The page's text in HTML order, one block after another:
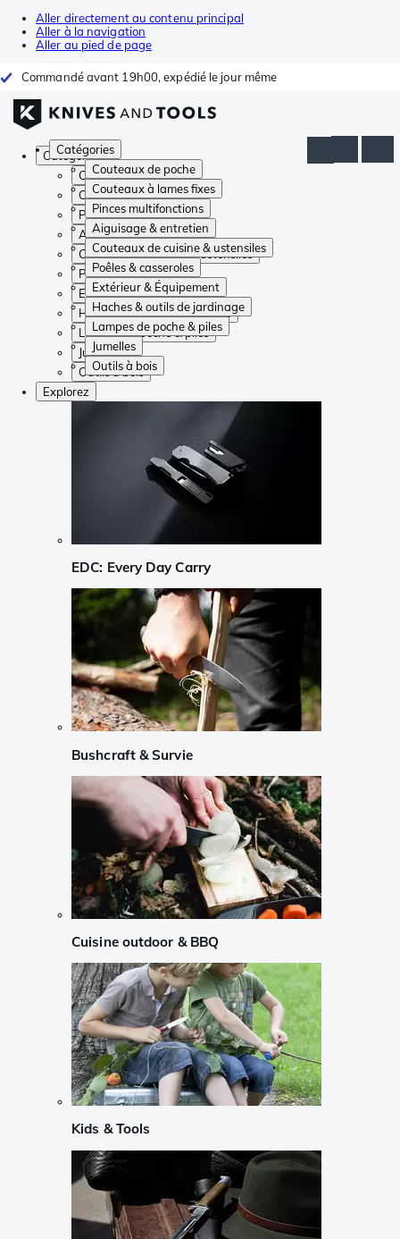
Aller directement au contenu principal
Aller à la navigation
Aller au pied de page
Commandé avant 19h00, expédié le jour même
Catégories
Couteaux de poche
Couteaux à lames fixes
Pinces multifonctions
Aiguisage & entretien
Couteaux de cuisine & ustensiles
Poêles & casseroles
Extérieur & Équipement
Haches & outils de jardinage
Lampes de poche & piles
Jumelles
Outils à bois
Catégories
Couteaux de poche
Couteaux à lames fixes
Pinces multifonctions
Aiguisage & entretien
Couteaux de cuisine & ustensiles
Poêles & casseroles
Extérieur & Équipement
Haches & outils de jardinage
Lampes de poche & piles
Jumelles
Outils à bois
Explorez
EDC: Every Day Carry
Bushcraft & Survie
Cuisine outdoor & BBQ
Kids & Tools